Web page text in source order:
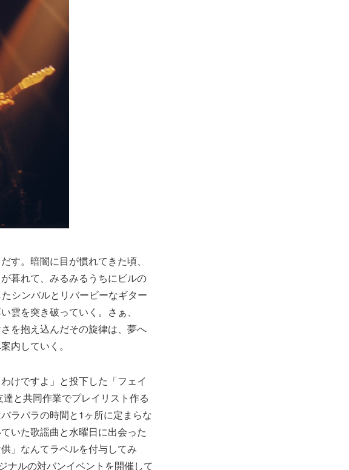
す。暗闇に目が慣れてきた頃、
暮れて、みるみるうちにビルの
シンバルとリバービーなギター
雲を突き破っていく。さぁ、
を抱え込んだその旋律は、夢へ
内していく。
けですよ」と投下した「フェイ
と共同作業でプレイリスト作る
ラバラの時間と1ヶ所に定まらな
いた歌謡曲と水曜日に出会った
」なんてラベルを付与してみ
ナルの対バンイベントを開催して